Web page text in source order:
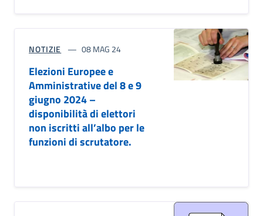
NOTIZIE 08 MAG 24
Elezioni Europee e
Amministrative del 8 e 9
giugno 2024 –
disponibilità di elettori
non iscritti all’albo per le
funzioni di scrutatore.